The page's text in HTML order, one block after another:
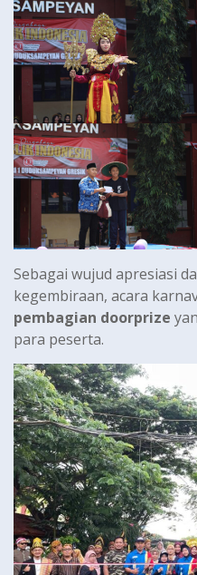
Sebagai wujud apresiasi
kegembiraan, acara
pembagian doorprize
para peserta.